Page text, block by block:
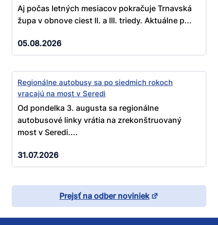
Aj počas letných mesiacov pokračuje Trnavská
župa v obnove ciest II. a III. triedy. Aktuálne p...
05.08.2026
Regionálne autobusy sa po siedmich rokoch
vracajú na most v Seredi
Od pondelka 3. augusta sa regionálne
autobusové linky vrátia na zrekonštruovaný
most v Seredi....
31.07.2026
Prejsť na odber noviniek